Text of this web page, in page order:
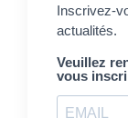
Inscrivez-
actualités.
Veuillez
vous